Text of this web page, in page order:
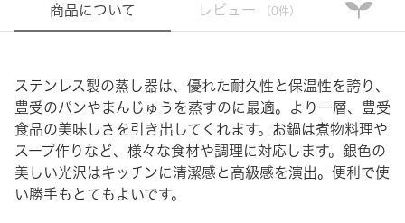
商品について レビュー （0件）
ステンレス製の蒸し器は、優れた耐久性と保温性を誇り、
豊受のパンやまんじゅうを蒸すのに最適。より一層、豊受
食品の美味しさを引き出してくれます。お鍋は煮物料理や
スープ作りなど、様々な食材や調理に対応します。銀色の
美しい光沢はキッチンに清潔感と高級感を演出。便利で使
い勝手もとてもよいです。